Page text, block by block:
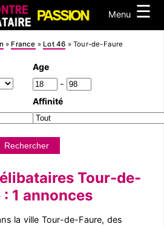
Menu ☰
» France » Lot 46 »Tour-de-Faure
Age
-
Affinité
Tour-de-
: 1 annonces
la ville Tour-de-Faure, des